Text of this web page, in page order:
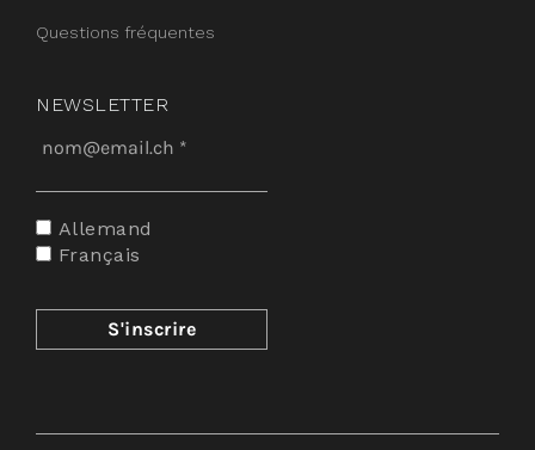
Questions fréquentes
NEWSLETTER
Allemand
Français